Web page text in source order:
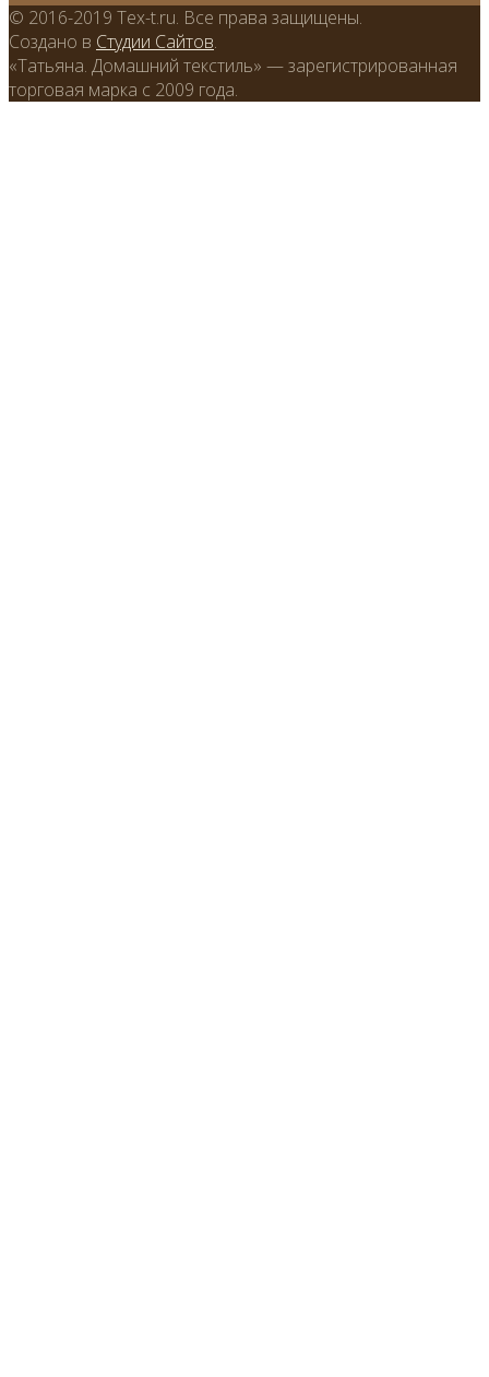
© 2016-2019 Tex-t.ru. Все права защищены.
Создано в Студии Сайтов.
«Татьяна. Домашний текстиль» — зарегистрированная
торговая марка с 2009 года.